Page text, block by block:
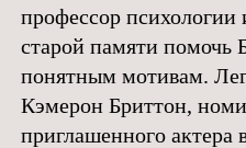
профессор психологии
старой памяти помочь
понятным мотивам.
Кэмерон Бриттон,
приглашенного актера